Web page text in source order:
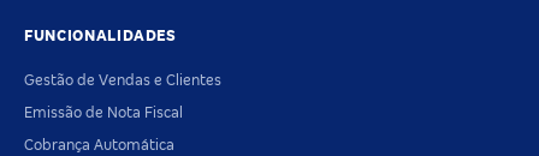
FUNCIONALIDADES
Gestão de Vendas e Clientes
Emissão de Nota Fiscal
Cobrança Automática